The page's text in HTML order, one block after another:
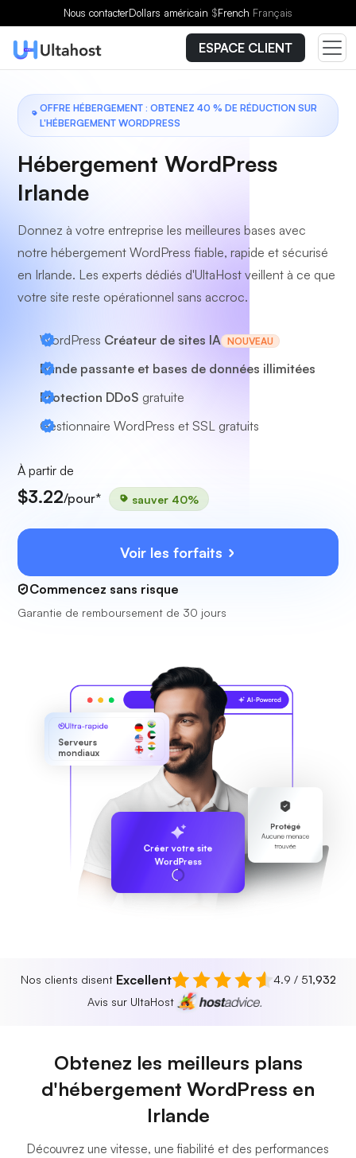
Nous contacterDollars américain $French Français
ESPACE CLIENT
OFFRE HÉBERGEMENT : OBTENEZ 40 % DE RÉDUCTION SUR
L'HÉBERGEMENT WORDPRESS
Hébergement WordPress
Irlande
Donnez à votre entreprise les meilleures bases avec
notre hébergement WordPress fiable, rapide et sécurisé
en Irlande. Les experts dédiés d'UltaHost veillent à ce que
votre site reste opérationnel sans accroc.
WordPress Créateur de sites IA NOUVEAU
Bande passante et bases de données illimitées
Protection DDoS gratuite
Gestionnaire WordPress et SSL gratuits
À partir de
$3.22/pour* sauver 40%
Voir les forfaits
Commencez sans risque
Garantie de remboursement de 30 jours
Protégé
Aucune menace
trouvée
Ultra-rapide
Serveurs
mondiaux
Créer votre site
WordPress
Nos clients disent Excellent 4.9 / 51,932
Avis sur UltaHost
Obtenez les meilleurs plans
d'hébergement WordPress en
Irlande
Découvrez une vitesse, une fiabilité et des performances